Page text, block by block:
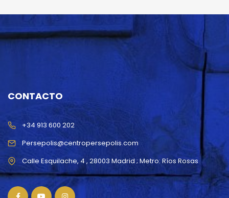
CONTACTO
Persepolis@centropersepolis.com
+34 913 600 202